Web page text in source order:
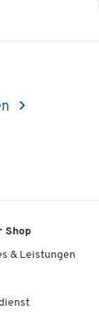
Shop
& Leistungen